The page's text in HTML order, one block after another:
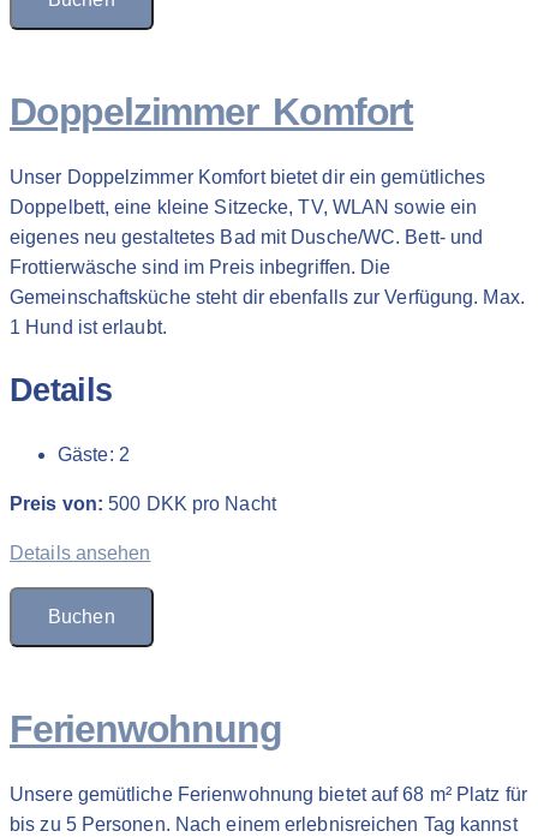
Doppelzimmer Komfort
Unser Doppelzimmer Komfort bietet dir ein gemütliches
Doppelbett, eine kleine Sitzecke, TV, WLAN sowie ein
eigenes neu gestaltetes Bad mit Dusche/WC. Bett- und
Frottierwäsche sind im Preis inbegriffen. Die
Gemeinschaftsküche steht dir ebenfalls zur Verfügung. Max.
1 Hund ist erlaubt.
Details
Gäste: 2
Preis von: 500 DKK pro Nacht
Details ansehen
Buchen
Ferienwohnung
Unsere gemütliche Ferienwohnung bietet auf 68 m² Platz für
bis zu 5 Personen. Nach einem erlebnisreichen Tag kannst